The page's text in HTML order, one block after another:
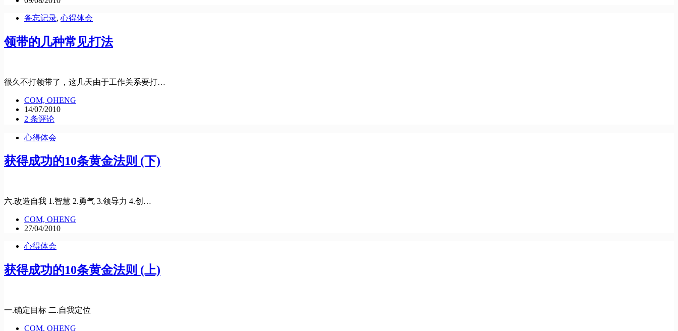
备忘记录, 心得体会
领带的几种常见打法
很久不打领带了，这几天由于工作关系要打…
COM, OHENG
14/07/2010
2 条评论
心得体会
获得成功的10条黄金法则 (下)
六.改造自我 1.智慧 2.勇气 3.领导力 4.创…
COM, OHENG
27/04/2010
心得体会
获得成功的10条黄金法则 (上)
一.确定目标 二.自我定位
COM, OHENG